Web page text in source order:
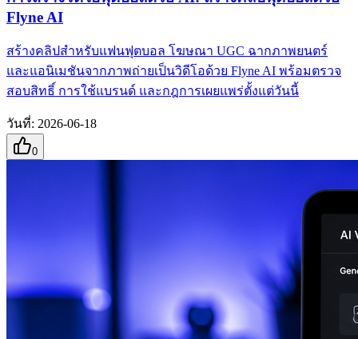
Flyne AI
สร้างคลิปสำหรับแฟนฟุตบอล โฆษณา UGC ฉากภาพยนตร์
และแอนิเมชันจากภาพถ่ายเป็นวิดีโอด้วย Flyne AI พร้อมตรวจ
สอบสิทธิ์ การใช้แบรนด์ และกฎการเผยแพร่ตั้งแต่วันนี้
วันที่: 2026-06-18
0